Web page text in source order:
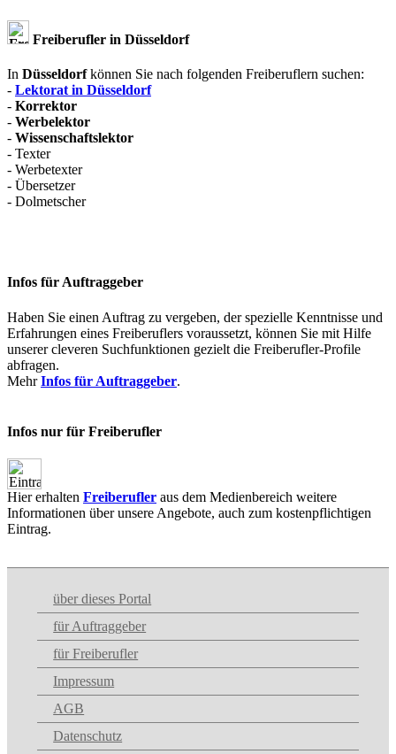
Freiberufler in Düsseldorf
In Düsseldorfkönnen Sie nach folgenden Freiberuflern suchen:
- Lektorat in Düsseldorf
- Korrektor
- Werbelektor
- Wissenschaftslektor
- Texter
- Werbetexter
- Übersetzer
- Dolmetscher
Infos für Auftraggeber
Haben Sie einen Auftrag zu vergeben, der spezielle Kenntnisse und
Erfahrungen eines Freiberuflers voraussetzt, können Sie mit Hilfe
unserer cleveren Suchfunktionen gezielt die Freiberufler-Profile
abfragen.
MehrInfos für Auftraggeber.
Infos nur für Freiberufler
Hier erhalten Freiberufler aus dem Medienbereich weitere
Informationen über unsere Angebote, auch zum kostenpflichtigen
Eintrag.
über dieses Portal
für Auftraggeber
für Freiberufler
Impressum
AGB
Datenschutz